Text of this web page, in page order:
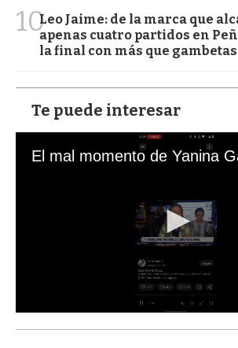
10Leo Jaime: de la marca que
apenas cuatro partidos en
la final con más que gambetas
Te puede interesar
s